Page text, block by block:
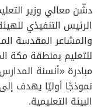
دشّن معالي وزير
الرئيس التنفيذي
والمشاعر المقدسة
للتعليم بمنطقة مكة
مبادرة «أنسنة
نموذجًا أوليًا يهدف
البيئة التعليمية.